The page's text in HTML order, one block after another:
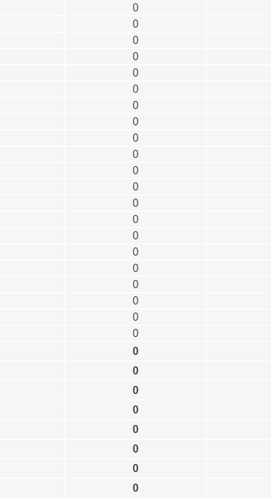
0
0
0
0
0
0
0
0
0
0
0
0
0
0
0
0
0
0
0
0
0
0
0
0
0
0
0
0
0